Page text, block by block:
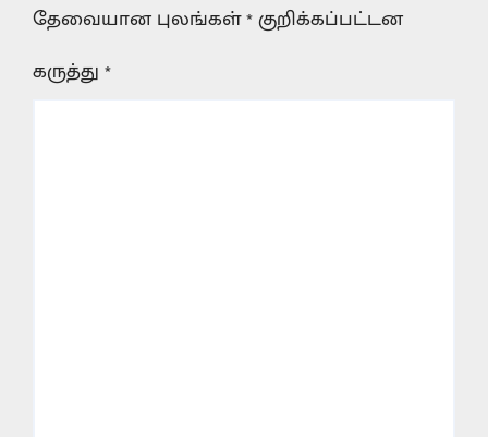
தேவையான புலங்கள்*குறிக்கப்பட்டன
கருத்து*